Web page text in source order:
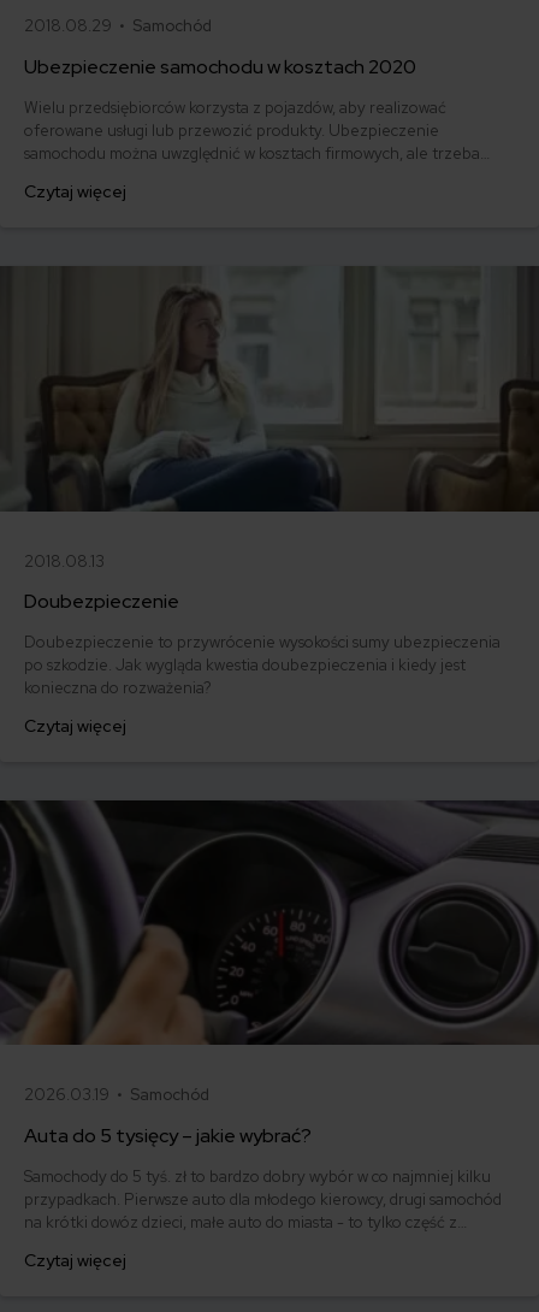
2018.08.29 • Samochód
Ubezpieczenie samochodu w kosztach 2020
Wielu przedsiębiorców korzysta z pojazdów, aby realizować
oferowane usługi lub przewozić produkty. Ubezpieczenie
samochodu można uwzględnić w kosztach firmowych, ale trzeba
ujmować ubezpieczenie auta firmowego w kosztach podatkowych w
Czytaj więcej
2018.08.13
Doubezpieczenie
Doubezpieczenie to przywrócenie wysokości sumy ubezpieczenia
po szkodzie. Jak wygląda kwestia doubezpieczenia i kiedy jest
konieczna do rozważenia?
Czytaj więcej
2026.03.19 • Samochód
Auta do 5 tysięcy – jakie wybrać?
Samochody do 5 tyś. zł to bardzo dobry wybór w co najmniej kilku
przypadkach. Pierwsze auto dla młodego kierowcy, drugi samochód
na krótki dowóz dzieci, małe auto do miasta - to tylko część z
tysięcy zł będzie dobry, a jednocześnie zapewni bezproblemowe
Czytaj więcej